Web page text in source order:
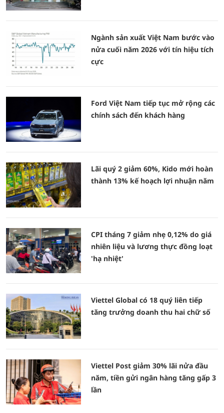
Ngành sản xuất Việt Nam bước vào
nửa cuối năm 2026 với tín hiệu tích
cực
Ford Việt Nam tiếp tục mở rộng các
chính sách đến khách hàng
Lãi quý 2 giảm 60%, Kido mới hoàn
thành 13% kế hoạch lợi nhuận năm
CPI tháng 7 giảm nhẹ 0,12% do giá
nhiên liệu và lương thực đồng loạt
'hạ nhiệt'
Viettel Global có 18 quý liên tiếp
tăng trưởng doanh thu hai chữ số
Viettel Post giảm 30% lãi nửa đầu
năm, tiền gửi ngân hàng tăng gấp 3
lần